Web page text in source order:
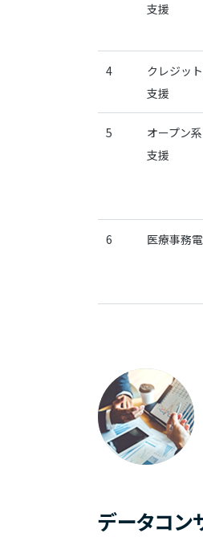
支援
4
クレジッ
支援
5
オープン
支援
6 医療事務
データコ